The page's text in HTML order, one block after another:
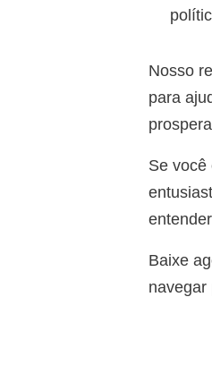
Nosso
para
Se você
Baixe
navegar